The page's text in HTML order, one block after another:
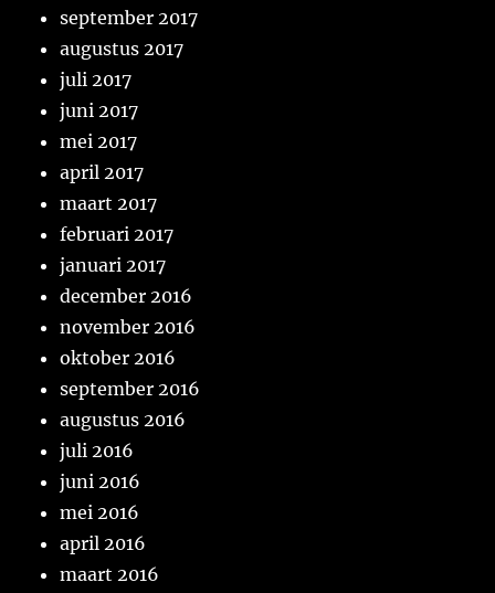
september 2017
augustus 2017
juli 2017
juni 2017
mei 2017
april 2017
maart 2017
februari 2017
januari 2017
december 2016
november 2016
oktober 2016
september 2016
augustus 2016
juli 2016
juni 2016
mei 2016
april 2016
maart 2016